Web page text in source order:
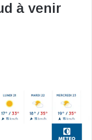
à venir